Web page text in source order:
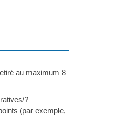
au maximum 8
?
(par exemple,